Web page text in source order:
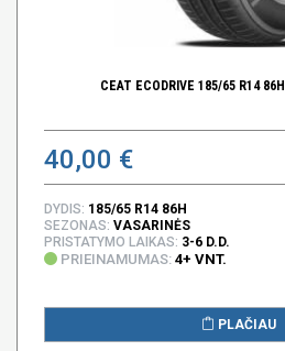
CEAT ECODRIVE 185/65 R14 86H
40,00 €
DYDIS: 185/65 R14 86H
SEZONAS: VASARINĖS
PRISTATYMO LAIKAS: 3-6 D.D.
PRIEINAMUMAS: 4+ VNT.
PLAČIAU